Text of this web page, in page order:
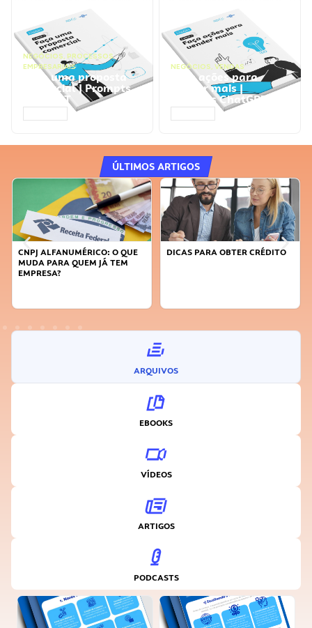
NEGÓCIOS, PROCESSOS
EMPRESARIAIS
Faça uma proposta
comercial | Prompts
ChatGPT
NEGÓCIOS, VENDAS
Faça ações para
vender mais |
Prompts ChatGPT
ÚLTIMOS ARTIGOS
O QUE
QUEM JÁ TEM
DICAS PARA OBTER CRÉDITO
FAÇA A
ARQUIVOS
EBOOKS
VÍDEOS
ARTIGOS
PODCASTS